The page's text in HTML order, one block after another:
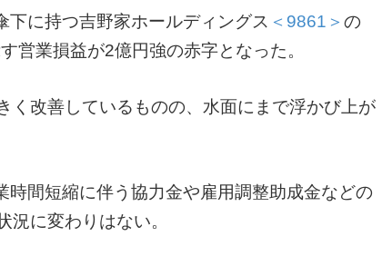
に持つ吉野家ホールディングス ＜9861＞ の
営業損益が2億円強の赤字となった。
く改善しているものの、水面にまで浮かび上が
間短縮に伴う協力金や雇用調整助成金などの
に変わりはない。